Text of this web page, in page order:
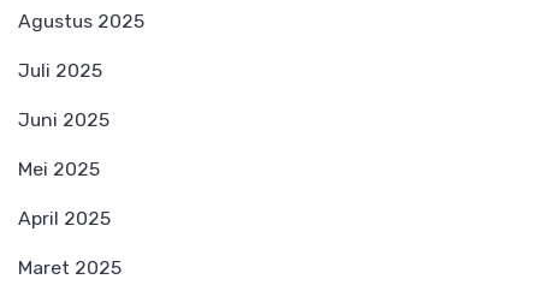
Agustus 2025
Juli 2025
Juni 2025
Mei 2025
April 2025
Maret 2025